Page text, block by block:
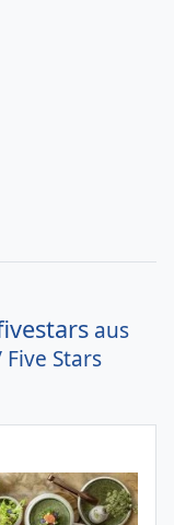
aus
Stars